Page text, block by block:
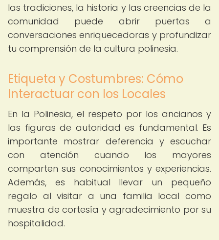
las tradiciones, la historia y las creencias de la
comunidad puede abrir puertas a
conversaciones enriquecedoras y profundizar
tu comprensión de la cultura polinesia.
Etiqueta y Costumbres: Cómo
Interactuar con los Locales
En la Polinesia, el respeto por los ancianos y
las figuras de autoridad es fundamental. Es
importante mostrar deferencia y escuchar
con atención cuando los mayores
comparten sus conocimientos y experiencias.
Además, es habitual llevar un pequeño
regalo al visitar a una familia local como
muestra de cortesía y agradecimiento por su
hospitalidad.